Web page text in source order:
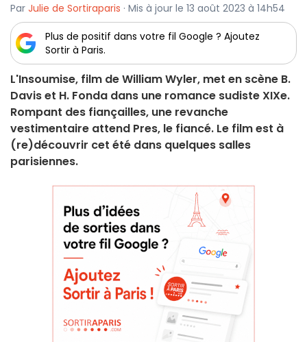
Par Julie de Sortiraparis · Mis à jour le 13 août 2023 à 14h54
Plus de positif dans votre fil Google ? Ajoutez
Sortir à Paris.
L'Insoumise, film de William Wyler, met en scène B.
Davis et H. Fonda dans une romance sudiste XIXe.
Rompant des fiançailles, une revanche
vestimentaire attend Pres, le fiancé. Le film est à
(re)découvrir cet été dans quelques salles
parisiennes.